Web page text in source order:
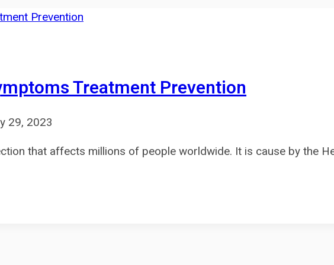
Treatment Prevention
29, 2023
that affects millions of people worldwide. It is cause by the